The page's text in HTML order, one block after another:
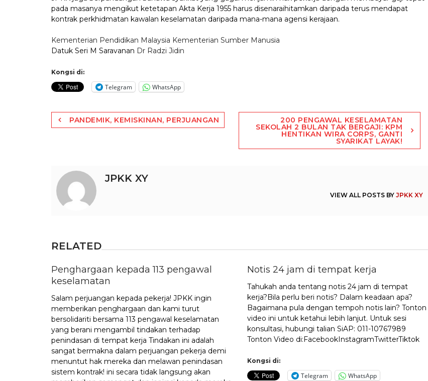
pada masanya mengikut ketetapan Akta Kerja 1955 harus disenaraihitamkan daripada terus mendapat
kontrak perkhidmatan kawalan keselamatan daripada mana-mana agensi kerajaan.
Kementerian Pendidikan Malaysia Kementerian Sumber Manusia
Datuk Seri M Saravanan Dr Radzi Jidin
Kongsi di:
Telegram WhatsApp
PostPANDEMIK, KEMISKINAN, PERJUANGAN 200 PENGAWAL KESELAMATAN
SEKOLAH 2 BULAN TAK BERGAJI: KPM
HENTIKAN WIRA CORPS, GANTI
SYARIKAT LAYAK!
JPKK XY
VIEW ALL POSTS BYJPKK XY
RELATED
Penghargaan kepada 113 pengawal
keselamatan
Salam perjuangan kepada pekerja! JPKK ingin
memberikan penghargaan dan kami turut
bersolidariti bersama 113 pengawal keselamatan
yang berani mengambil tindakan terhadap
penindasan di tempat kerja Tindakan ini adalah
sangat bermakna dalam perjuangan pekerja demi
menuntut hak mereka dan melawan penindasan
sistem kontrak! ini secara tidak langsung akan
Notis 24 jam di tempat kerja
Tahukah anda tentang notis 24 jam di tempat
kerja?Bila perlu beri notis? Dalam keadaan apa?
Bagaimana pula dengan tempoh notis lain? Tonton
video ini untuk ketahui lebih lanjut. Untuk sesi
konsultasi, hubungi talian SiAP: 011-10767989
Tonton Video di:FacebookInstagramTwitterTiktok
Kongsi di:
Telegram WhatsApp